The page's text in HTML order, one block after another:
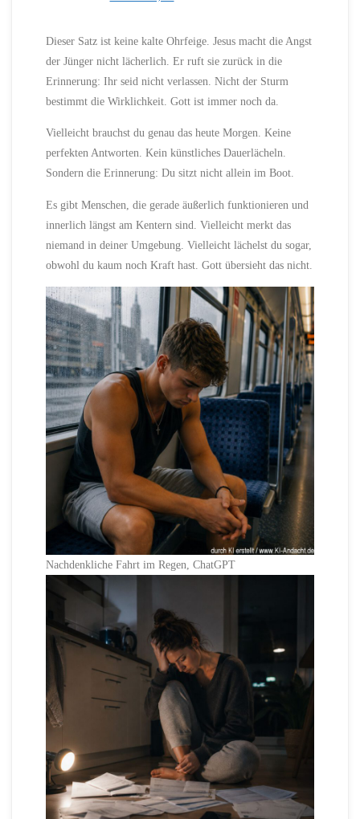
Dieser Satz ist keine kalte Ohrfeige. Jesus macht die Angst
der Jünger nicht lächerlich. Er ruft sie zurück in die
Erinnerung: Ihr seid nicht verlassen. Nicht der Sturm
bestimmt die Wirklichkeit. Gott ist immer noch da.
Vielleicht brauchst du genau das heute Morgen. Keine
perfekten Antworten. Kein künstliches Dauerlächeln.
Sondern die Erinnerung: Du sitzt nicht allein im Boot.
Es gibt Menschen, die gerade äußerlich funktionieren und
innerlich längst am Kentern sind. Vielleicht merkt das
niemand in deiner Umgebung. Vielleicht lächelst du sogar,
obwohl du kaum noch Kraft hast. Gott übersieht das nicht.
Nachdenkliche Fahrt im Regen, ChatGPT